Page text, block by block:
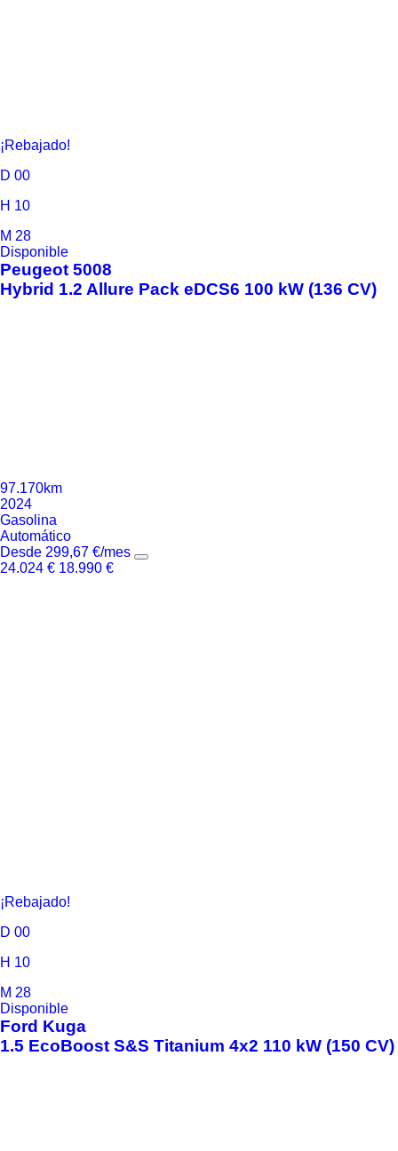
¡Rebajado!
D 00
H 10
M 28
Disponible
Peugeot 5008
Hybrid 1.2 Allure Pack eDCS6 100 kW (136 CV)
97.170km
2024
Gasolina
Automático
Desde 299,67 €/mes
24.024 € 18.990 €
¡Rebajado!
D 00
H 10
M 28
Disponible
Ford Kuga
1.5 EcoBoost S&S Titanium 4x2 110 kW (150 CV)